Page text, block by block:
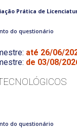
Prática de
do questionário
até 26/06/
de 03/08/
do questionário